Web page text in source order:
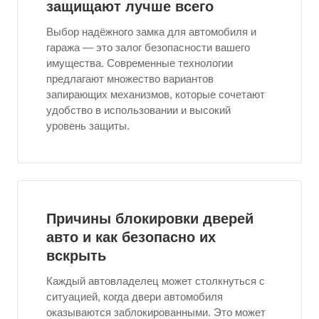
защищают лучше всего
Выбор надёжного замка для автомобиля и
гаража — это залог безопасности вашего
имущества. Современные технологии
предлагают множество вариантов
запирающих механизмов, которые сочетают
удобство в использовании и высокий
уровень защиты.
Причины блокировки дверей
авто и как безопасно их
вскрыть
Каждый автовладелец может столкнуться с
ситуацией, когда двери автомобиля
оказываются заблокированными. Это может